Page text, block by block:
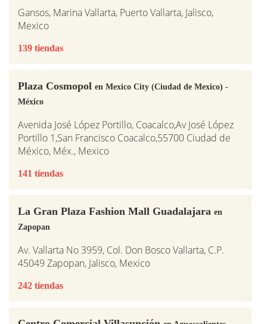
Gansos, Marina Vallarta, Puerto Vallarta, Jalisco,
Mexico
139 tiendas
Plaza Cosmopol en Mexico City (Ciudad de Mexico) -
México
Avenida José López Portillo, Coacalco,Av José López
Portillo 1,San Francisco Coacalco,55700 Ciudad de
México, Méx., Mexico
141 tiendas
La Gran Plaza Fashion Mall Guadalajara en
Zapopan
Av. Vallarta No 3959, Col. Don Bosco Vallarta, C.P.
45049 Zapopan, Jalisco, Mexico
242 tiendas